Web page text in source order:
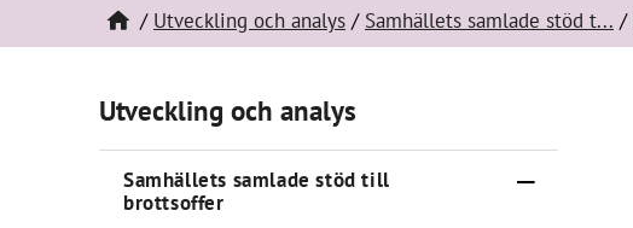
Utveckling och analys Samhällets samlade stöd t...
Utveckling och analys
Samhällets samlade stöd till
brottsoffer